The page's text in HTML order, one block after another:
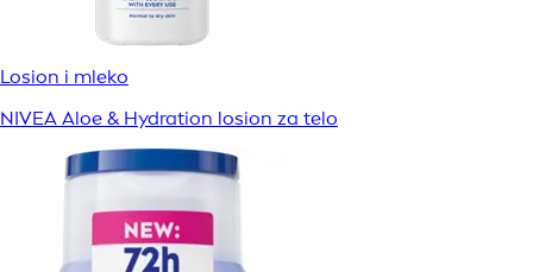
Losion i mleko
NIVEA Aloe & Hydration losion za telo